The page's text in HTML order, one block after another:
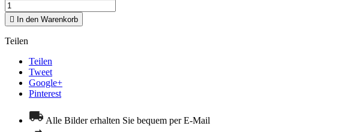
 In den Warenkorb
Teilen
Teilen
Tweet
Google+
Pinterest
Alle Bilder erhalten Sie bequem per E-Mail